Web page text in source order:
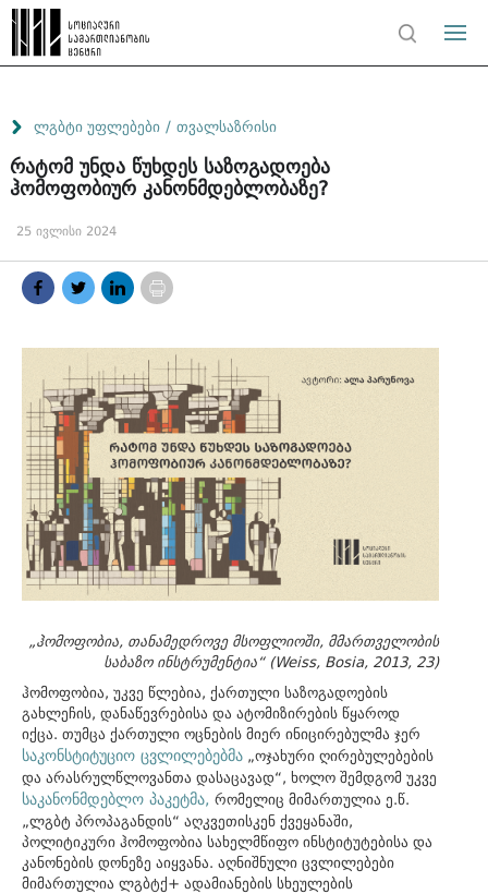
ლგბტი უფლებები /თვალსაზრისი
რატომ უნდა წუხდეს საზოგადოება
ჰომოფობიურ კანონმდებლობაზე?
25 ივლისი 2024
„ჰომოფობია, თანამედროვე მსოფლიოში, მმართველობის
საბაზო ინსტრუმენტია“ (Weiss, Bosia, 2013, 23)
ჰომოფობია, უკვე წლებია, ქართული საზოგადოების
გახლეჩის, დანაწევრებისა და ატომიზირების წყაროდ
იქცა. თუმცა ქართული ოცნების მიერ ინიცირებულმა ჯერ
საკონსტიტუციო ცვლილებებმა „ოჯახური ღირებულებების
და არასრულწლოვანთა დასაცავად“, ხოლო შემდგომ უკვე
საკანონმდებლო პაკეტმა, რომელიც მიმართულია ე.წ.
„ლგბტ პროპაგანდის“ აღკვეთისკენ ქვეყანაში,
პოლიტიკური ჰომოფობია სახელმწიფო ინსტიტუტებისა და
კანონების დონეზე აიყვანა. აღნიშნული ცვლილებები
მიმართულია ლგბტქ+ ადამიანების სხეულების